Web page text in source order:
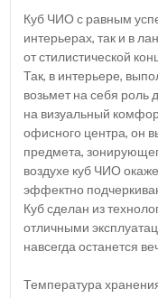
Куб ЧИО с равным
интерьерах, так и в
от стилистической
Так, в интерьере,
возьмет на себя роль
на визуальный
офисного центра, он
предмета,
воздухе куб ЧИО
эффектно
Куб сделан из
отличными
навсегда останется
Температура